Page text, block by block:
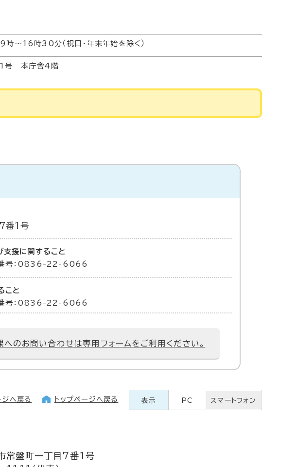
～16時30分（祝日・年末年始を除く）
1号 本庁舎4階
番1号
援に関すること
号：0836-22-6066
こと
号：0836-22-6066
のお問い合わせは専用フォームをご利用ください。
ジへ戻る トップページへ戻る 表示 PC スマートフォン
常盤町一丁目7番1号